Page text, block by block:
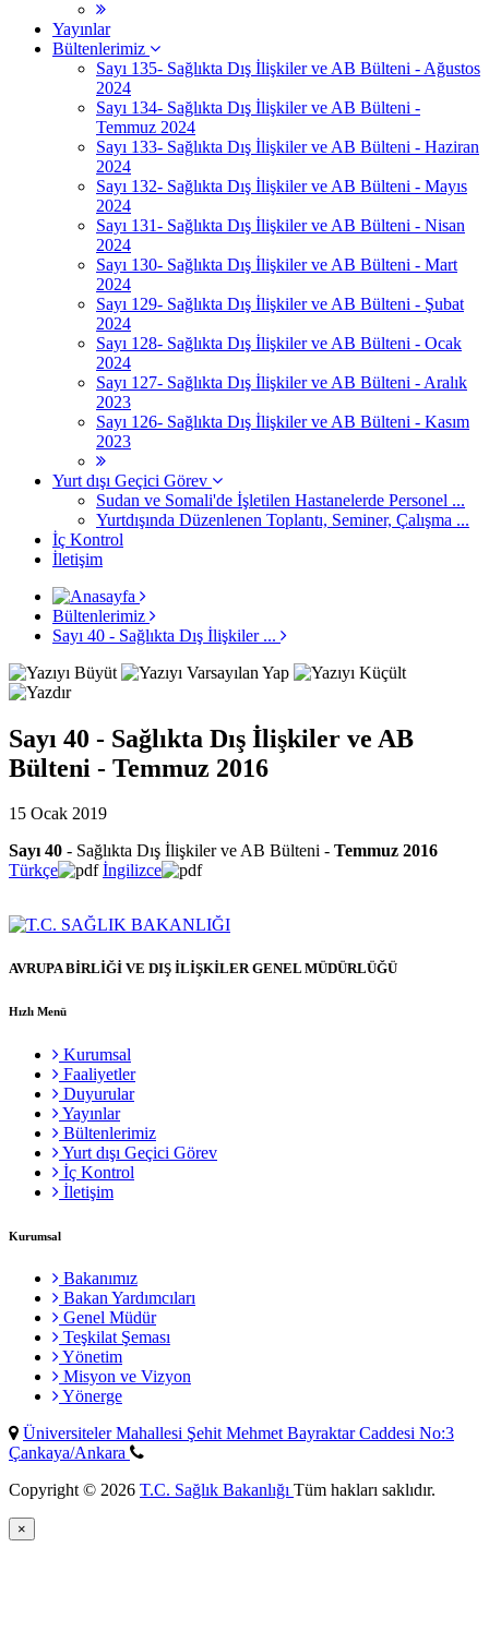
Yayınlar
Bültenlerimiz
Sayı 135- Sağlıkta Dış İlişkiler ve AB Bülteni - Ağustos
2024
Sayı 134- Sağlıkta Dış İlişkiler ve AB Bülteni -
Temmuz 2024
Sayı 133- Sağlıkta Dış İlişkiler ve AB Bülteni - Haziran
2024
Sayı 132- Sağlıkta Dış İlişkiler ve AB Bülteni - Mayıs
2024
Sayı 131- Sağlıkta Dış İlişkiler ve AB Bülteni - Nisan
2024
Sayı 130- Sağlıkta Dış İlişkiler ve AB Bülteni - Mart
2024
Sayı 129- Sağlıkta Dış İlişkiler ve AB Bülteni - Şubat
2024
Sayı 128- Sağlıkta Dış İlişkiler ve AB Bülteni - Ocak
2024
Sayı 127- Sağlıkta Dış İlişkiler ve AB Bülteni - Aralık
2023
Sayı 126- Sağlıkta Dış İlişkiler ve AB Bülteni - Kasım
2023
Yurt dışı Geçici Görev
Sudan ve Somali'de İşletilen Hastanelerde Personel ...
Yurtdışında Düzenlenen Toplantı, Seminer, Çalışma ...
İç Kontrol
İletişim
Bültenlerimiz
Sayı 40 - Sağlıkta Dış İlişkiler ...
Sayı 40 - Sağlıkta Dış İlişkiler ve AB
Bülteni - Temmuz 2016
15 Ocak 2019
Sayı 40 - Sağlıkta Dış İlişkiler ve AB Bülteni - Temmuz 2016
Türkçe
İngilizce
AVRUPA BİRLİĞİ VE DIŞ İLİŞKİLER GENEL MÜDÜRLÜĞÜ
Hızlı Menü
Kurumsal
Faaliyetler
Duyurular
Yayınlar
Bültenlerimiz
Yurt dışı Geçici Görev
İç Kontrol
İletişim
Kurumsal
Bakanımız
Bakan Yardımcıları
Genel Müdür
Teşkilat Şeması
Yönetim
Misyon ve Vizyon
Yönerge
Üniversiteler Mahallesi Şehit Mehmet Bayraktar Caddesi No:3
Çankaya/Ankara
Copyright © 2026 T.C. Sağlık Bakanlığı Tüm hakları saklıdır.
×